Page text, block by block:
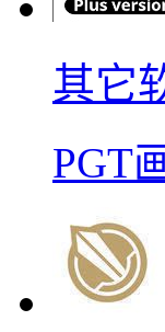
其它
PGT